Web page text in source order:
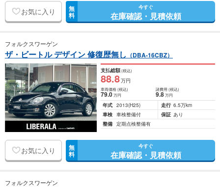
お気に入り 無
料
今すぐ
在庫確認・見積依頼
フォルクスワーゲン
ザ・ビートル デザイン 修復歴無し （DBA-16CBZ）
支払総額(税込)
88.8万円
車両価格(税込)
79.0万円
諸費用 (税込)
9.8 万円
年式 2013(H25) 走行 6.5万km
車検 車検整備付 保証 あり
整備 定期点検整備有
お気に入り 無
料
今すぐ
在庫確認・見積依頼
フォルクスワーゲン